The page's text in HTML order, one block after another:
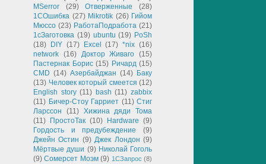
MSerror (29) Отверженные
(28)
1СОшибка (27) Mikrotik (26) Гийом
Мюссо (23) РаботаПодработа (21)
1сЗаготовка (19) ubuntu (19) PoSh
(18)
DIY (17) Excel (17) *nix (16)
network (16) Доктор Живаго (15)
Пастернак Борис (15) Ричард (15)
CMD (14) Азербайджан (14) Баку
(13) Человек который смеется (12)
English story (11) bash (11) zabbix
(11) Бичер-Стоу Гарриет (11) Стиг
Ларссон
(11) Хижина дяди Тома
(11)
ПростоТак (10) Hardware (9)
Гордость и предубеждение
(9)
Джейн Остин (9) Джек Лондон (9)
Мёртвые души (9) Николай Гоголь
(9) Сомерсет Моэм (9) 1СЗапрос (8)